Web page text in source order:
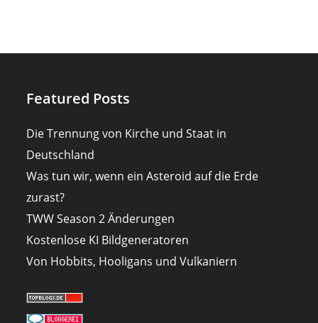
Featured Posts
Die Trennung von Kirche und Staat in
Deutschland
Was tun wir, wenn ein Asteroid auf die Erde
zurast?
TWW Season 2 Änderungen
Kostenlose KI Bildgeneratoren
Von Hobbits, Hooligans und Vulkaniern